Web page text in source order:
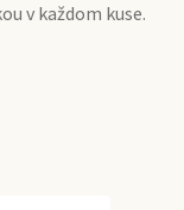
v každom kuse.